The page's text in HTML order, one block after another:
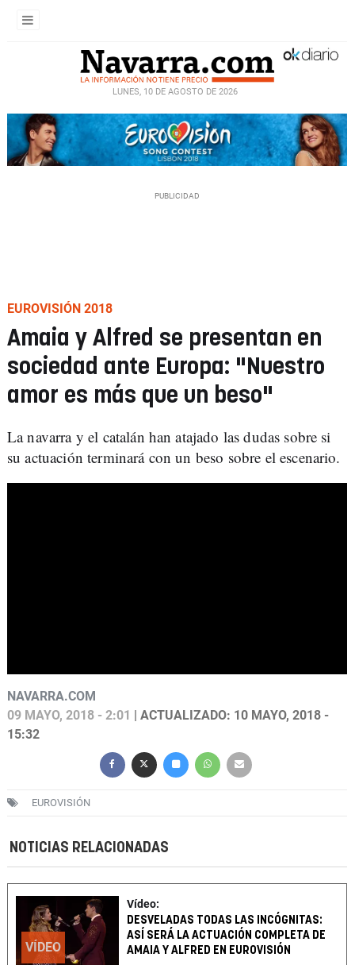
LUNES, 10 DE AGOSTO DE 2026
EUROVISIÓN 2018
Amaia y Alfred se presentan en
sociedad ante Europa: "Nuestro
amor es más que un beso"
La navarra y el catalán han atajado las dudas sobre si
su actuación terminará con un beso sobre el escenario.
NAVARRA.COM
09 MAYO, 2018 - 2:01 | ACTUALIZADO: 10 MAYO, 2018 -
15:32
EUROVISIÓN
NOTICIAS RELACIONADAS
VÍDEO
Vídeo:
DESVELADAS TODAS LAS INCÓGNITAS:
ASÍ SERÁ LA ACTUACIÓN COMPLETA DE
AMAIA Y ALFRED EN EUROVISIÓN